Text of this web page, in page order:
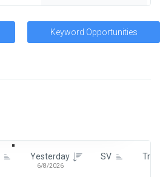
Keyword Opportunities
Yesterday
6/8/2026
SV